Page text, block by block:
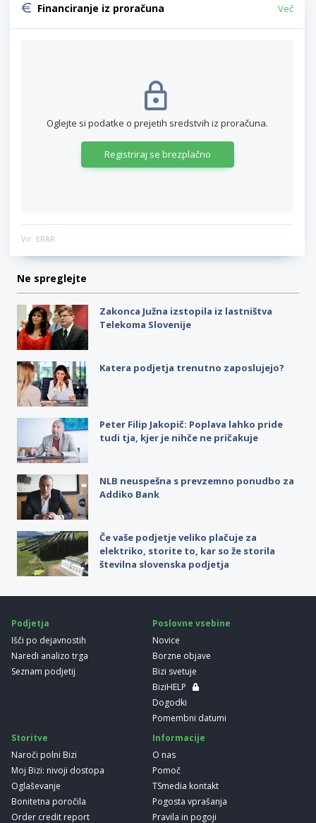
Financiranje iz proračuna Več
Oglejte si podatke o prejetih sredstvih iz proračuna.
Registriraj se brezplačno
Vir: ERAR
Ne spreglejte
Zakonca Južna izstopila iz lastništva
Telekoma Slovenije
Katera podjetja trenutno zaposlujejo?
Peter Filip Jakopič: Poplava lahko pride
tudi tja, kjer je nihče ne pričakuje
NLB neuspešna s prevzemno ponudbo za
Addiko Bank
Če vaše podjetje veliko plačuje za
elektriko, storite to, kar so že storila
številna slovenska podjetja
Podjetja
Išči po dejavnostih
Naredi analizo trga
Seznam podjetij
Poslovne vsebine
Novice
Borzne objave
Bizi svetuje
BiziHELP
Dogodki
Pomembni datumi
Storitve
Naroči polni Bizi
Moj Bizi: nivoji dostopa
Oglaševanje
Bonitetna poročila
Order credit report
Informacije
O nas
Pomoč
TSmedia kontakt
Pogosta vprašanja
Pravila in pogoji